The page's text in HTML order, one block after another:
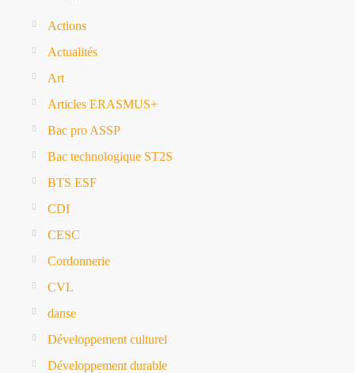
Actions
Actualités
Art
Articles ERASMUS+
Bac pro ASSP
Bac technologique ST2S
BTS ESF
CDI
CESC
Cordonnerie
CVL
danse
Développement culturel
Développement durable